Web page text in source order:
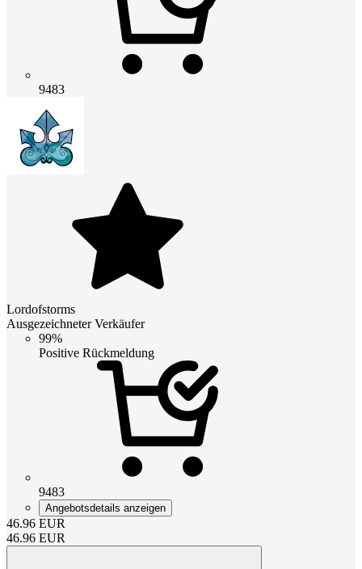
9483
Lordofstorms
Ausgezeichneter Verkäufer
99%
Positive Rückmeldung
9483
Angebotsdetails anzeigen
46.96 EUR
46.96 EUR